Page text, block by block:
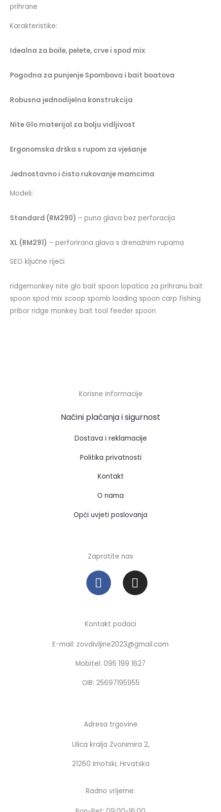
prihrane
Karakteristike:
Idealna za boile, pelete, crve i spod mix
Pogodna za punjenje Spombova i bait boatova
Robusna jednodijelna konstrukcija
Nite Glo materijal za bolju vidljivost
Ergonomska drška s rupom za vješanje
Jednostavno i čisto rukovanje mamcima
Modeli:
Standard (RM290) – puna glava bez perforacija
XL (RM291) – perforirana glava s drenažnim rupama
SEO ključne riječi
ridgemonkey nite glo bait spoon lopatica za prihranu bait
spoon spod mix scoop spomb loading spoon carp fishing
pribor ridge monkey bait tool feeder spoon
Korisne informacije
Načini plaćanja i sigurnost
Dostava i reklamacije
Politika privatnosti
Kontakt
O nama
Opći uvjeti poslovanja
Zapratite nas
F
a
c
b
o
o
k
I
n
s
a
g
r
a
m
Kontakt podaci
E-mail: zovdivljine2023@gmail.com
Mobitel: 095 199 1627
OIB: 25697195955
Adresa trgovine
Ulica kralja Zvonimira 2,
21260 Imotski, Hrvatska
Radno vrijeme: